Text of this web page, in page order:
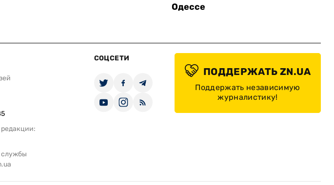
Одессе
службы
СОЦСЕТИ
ПОДДЕРЖАТЬ ZN.UA
Поддержать независимую
журналистику!